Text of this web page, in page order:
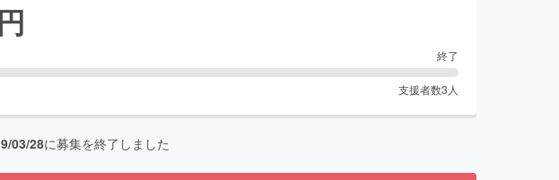
円
終了
支援者数3 人
03/28に募集を終了しました